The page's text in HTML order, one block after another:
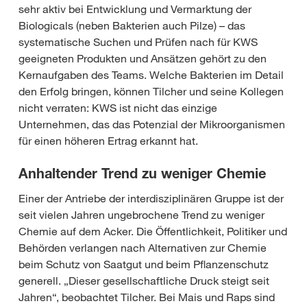
sehr aktiv bei Entwicklung und Vermarktung der
Biologicals (neben Bakterien auch Pilze) – das
systematische Suchen und Prüfen nach für KWS
geeigneten Produkten und Ansätzen gehört zu den
Kernaufgaben des Teams. Welche Bakterien im Detail
den Erfolg bringen, können Tilcher und seine Kollegen
nicht verraten: KWS ist nicht das einzige
Unternehmen, das das Potenzial der Mikroorganismen
für einen höheren Ertrag erkannt hat.
Anhaltender Trend zu weniger Chemie
Einer der Antriebe der interdisziplinären Gruppe ist der
seit vielen Jahren ungebrochene Trend zu weniger
Chemie auf dem Acker. Die Öffentlichkeit, Politiker und
Behörden verlangen nach Alternativen zur Chemie
beim Schutz von Saatgut und beim Pflanzenschutz
generell. „Dieser gesellschaftliche Druck steigt seit
Jahren“, beobachtet Tilcher. Bei Mais und Raps sind